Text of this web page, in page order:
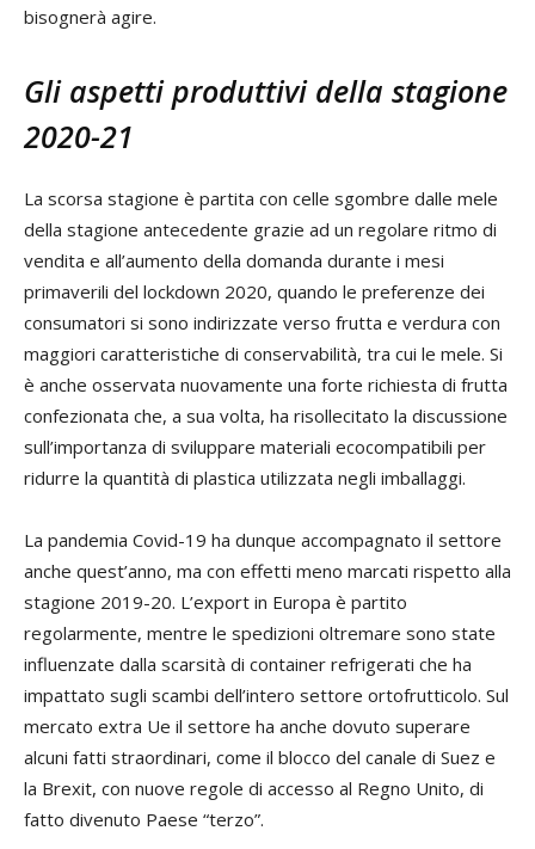
bisognerà agire.
Gli aspetti produttivi della stagione
2020-21
La scorsa stagione è partita con celle sgombre dalle mele
della stagione antecedente grazie ad un regolare ritmo di
vendita e all’aumento della domanda durante i mesi
primaverili del lockdown 2020, quando le preferenze dei
consumatori si sono indirizzate verso frutta e verdura con
maggiori caratteristiche di conservabilità, tra cui le mele. Si
è anche osservata nuovamente una forte richiesta di frutta
confezionata che, a sua volta, ha risollecitato la discussione
sull’importanza di sviluppare materiali ecocompatibili per
ridurre la quantità di plastica utilizzata negli imballaggi.
La pandemia Covid-19 ha dunque accompagnato il settore
anche quest’anno, ma con effetti meno marcati rispetto alla
stagione 2019-20. L’export in Europa è partito
regolarmente, mentre le spedizioni oltremare sono state
influenzate dalla scarsità di container refrigerati che ha
impattato sugli scambi dell’intero settore ortofrutticolo. Sul
mercato extra Ue il settore ha anche dovuto superare
alcuni fatti straordinari, come il blocco del canale di Suez e
la Brexit, con nuove regole di accesso al Regno Unito, di
fatto divenuto Paese “terzo”.